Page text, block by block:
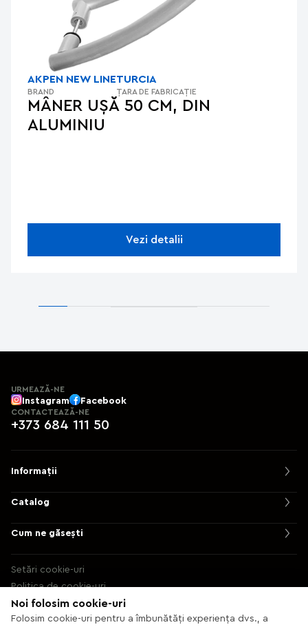
MÂNER UȘĂ 50 CM, DIN
ALUMINIU
AKPEN NEW LINE
BRAND
TURCIA
ȚARA DE FABRICAȚIE
Vezi detalii
URMEAZĂ-NE
Instagram Facebook
CONTACTEAZĂ-NE
+373 684 111 50
Informații
Catalog
Cum ne găsești
Setări cookie-uri
Politica de cookie-uri
© 2013 – 2026 Ecaterix SRL
Noi folosim cookie-uri
Folosim cookie-uri pentru a îmbunătăți experiența dvs., a